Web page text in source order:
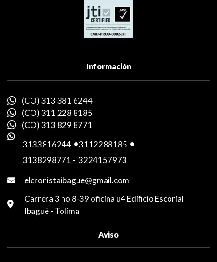
Información
(CO) 313 381 6244
(CO) 311 228 8185
(CO) 313 829 8771
3133816244 -3112288185 -
3138298771 - 3224157973
elcronistaibague@gmail.com
Carrera 3 no 8-39 oficina u4 Edificio Escorial
Ibagué - Tolima
Aviso